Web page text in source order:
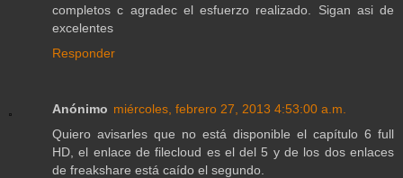
completos c agradec el esfuerzo realizado. Sigan asi de
excelentes
Responder
Anónimo miércoles, febrero 27, 2013 4:53:00 a.m.
Quiero avisarles que no está disponible el capítulo 6 full
HD, el enlace de filecloud es el del 5 y de los dos enlaces
de freakshare está caído el segundo.